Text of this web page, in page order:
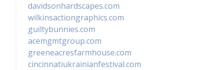
davidsonhardscapes.com
wilkinsactiongraphics.com
guiltybunnies.com
acemgmtgroup.com
greeneacresfarmhouse.com
cincinnatiukrainianfestival.com